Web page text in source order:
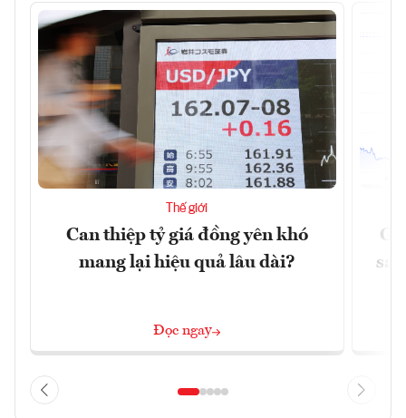
Thế giới
Can thiệp tỷ giá đồng yên khó
mang lại hiệu quả lâu dài?
Đọc ngay